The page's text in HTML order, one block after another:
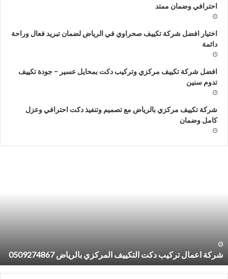
احترافي وضمان ممتد
اختيار افضل شركة تكييف صحراوي في الرياض لضمان تبريد فعال وراحة
دائمة
افضل شركة تكييف مركزي وتركيب دكت بمحايل عسير – جودة تكييف
تدوم سنين
شركة تكييف مركزي بالرياض مع تصميم وتنفيذ دكت احترافي وعزل
كامل وضمان
شركة اعمال تركيب دكت التكييف المركزي بالرياض 0509274867